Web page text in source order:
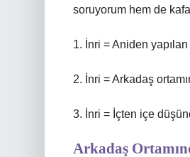
soruyorum hem de
1. İnri = Aniden
2. İnri = Arkadaş
3. İnri = İçten içe
Arkadaş